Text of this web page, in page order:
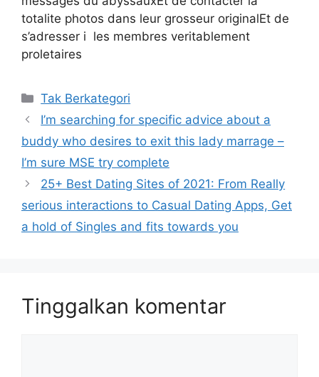
totalite photos dans leur grosseur originalEt de
s’adresser i les membres veritablement
proletaires
Kategori
Tak Berkategori
I’m searching for specific advice about a
buddy who desires to exit this lady marrage –
I’m sure MSE try complete
25+ Best Dating Sites of 2021: From Really
serious interactions to Casual Dating Apps, Get
a hold of Singles and fits towards you
Tinggalkan komentar